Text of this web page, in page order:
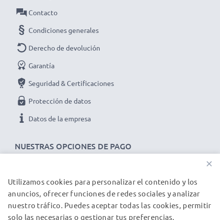
potencia y rendimiento para hasta 1000 ciclos de carga
100845,33-KB1B3770000L3,BA-80S700,46-
00311,HON-46-00311 para tu dispositivo
Metrologic SP5500 Optimus S:
Marca:
Voltaje: 3.6V - 3.7V
Tecnología : Ion de litio
Color : blanco
Somos un distribuidor internacional especializado en
productos de alta calidad. ¡Por esa razón ofrecemos 3
años de garantía!
NUESTRAS OPCIONES DE PAGO
Contacto
Condiciones generales
Derecho de devolución
Garantía
Seguridad & Certificaciones
Protección de datos
Datos de la empresa
NUESTROS PARTNERS DE ENVÍO
×
Utilizamos cookies para personalizar el contenido y los
anuncios, ofrecer funciones de redes sociales y analizar
nuestro tráfico. Puedes aceptar todas las cookies, permitir
solo las necesarias o gestionar tus preferencias.